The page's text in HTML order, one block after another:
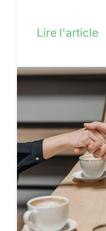
Lire l'article